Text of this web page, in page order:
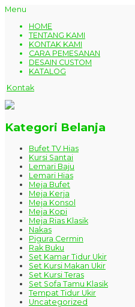
Menu
HOME
TENTANG KAMI
KONTAK KAMI
CARA PEMESANAN
DESAIN CUSTOM
KATALOG
Kontak
Kategori Belanja
Bufet TV Hias
Kursi Santai
Lemari Baju
Lemari Hias
Meja Bufet
Meja Kerja
Meja Konsol
Meja Kopi
Meja Rias Klasik
Nakas
Pigura Cermin
Rak Buku
Set Kamar Tidur Ukir
Set Kursi Makan Ukir
Set Kursi Teras
Set Sofa Tamu Klasik
Tempat Tidur Ukir
Uncategorized